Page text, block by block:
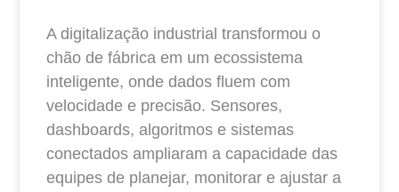
A digitalização industrial transformou o
chão de fábrica em um ecossistema
inteligente, onde dados fluem com
velocidade e precisão. Sensores,
dashboards, algoritmos e sistemas
conectados ampliaram a capacidade das
equipes de planejar, monitorar e ajustar a